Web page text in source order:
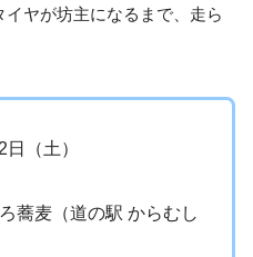
ヤが坊主になるまで、走ら
（土）
蕎麦（道の駅 からむし